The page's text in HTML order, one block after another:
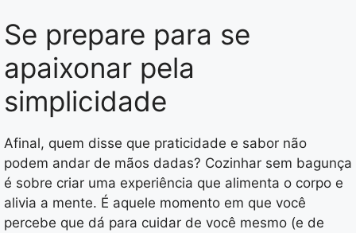
Se prepare para se
apaixonar pela
simplicidade
Afinal, quem disse que praticidade e sabor não
podem andar de mãos dadas? Cozinhar sem bagunça
é sobre criar uma experiência que alimenta o corpo e
alivia a mente. É aquele momento em que você
percebe que dá para cuidar de você mesmo (e de